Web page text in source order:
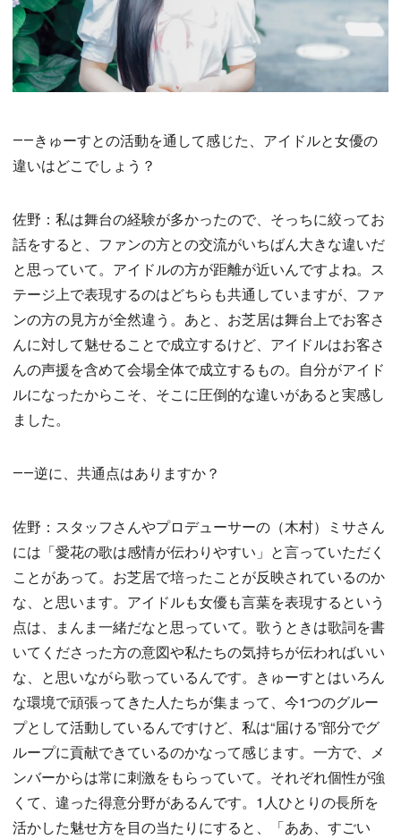
――きゅーすとの活動を通して感じた、アイドルと女優の
違いはどこでしょう？
佐野：私は舞台の経験が多かったので、そっちに絞ってお
話をすると、ファンの方との交流がいちばん大きな違いだ
と思っていて。アイドルの方が距離が近いんですよね。ス
テージ上で表現するのはどちらも共通していますが、ファ
ンの方の見方が全然違う。あと、お芝居は舞台上でお客さ
んに対して魅せることで成立するけど、アイドルはお客さ
んの声援を含めて会場全体で成立するもの。自分がアイド
ルになったからこそ、そこに圧倒的な違いがあると実感し
ました。
――逆に、共通点はありますか？
佐野：スタッフさんやプロデューサーの（木村）ミサさん
には「愛花の歌は感情が伝わりやすい」と言っていただく
ことがあって。お芝居で培ったことが反映されているのか
な、と思います。アイドルも女優も言葉を表現するという
点は、まんま一緒だなと思っていて。歌うときは歌詞を書
いてくださった方の意図や私たちの気持ちが伝わればいい
な、と思いながら歌っているんです。きゅーすとはいろん
な環境で頑張ってきた人たちが集まって、今1つのグルー
プとして活動しているんですけど、私は“届ける”部分でグ
ループに貢献できているのかなって感じます。一方で、メ
ンバーからは常に刺激をもらっていて。それぞれ個性が強
くて、違った得意分野があるんです。1人ひとりの長所を
活かした魅せ方を目の当たりにすると、「ああ、すごい